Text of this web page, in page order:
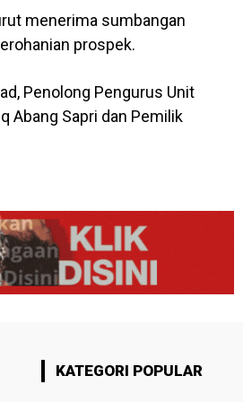
menerima sumbangan
prospek.
Penolong Pengurus Unit
Abang Sapri dan Pemilik
KATEGORI POPULAR